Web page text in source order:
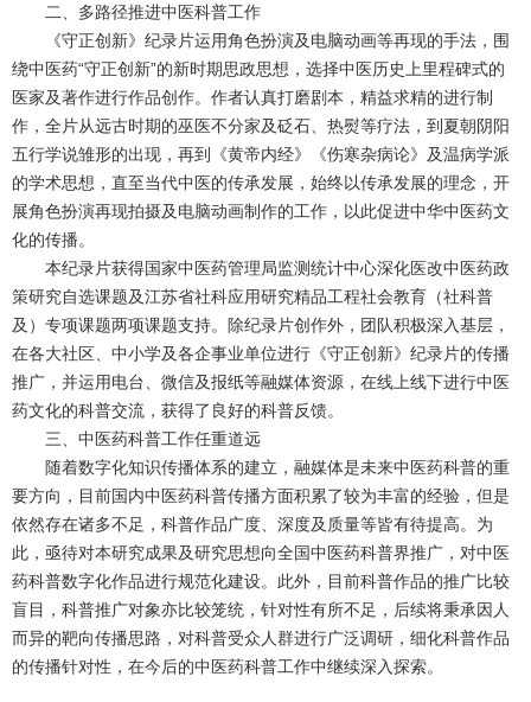
二、多路径推进中医科普工作
《守正创新》纪录片运用角色扮演及电脑动画等再现的手法，围
绕中医药“守正创新”的新时期思政思想，选择中医历史上里程碑式的
医家及著作进行作品创作。作者认真打磨剧本，精益求精的进行制
作，全片从远古时期的巫医不分家及砭石、热熨等疗法，到夏朝阴阳
五行学说雏形的出现，再到《黄帝内经》《伤寒杂病论》及温病学派
的学术思想，直至当代中医的传承发展，始终以传承发展的理念，开
展角色扮演再现拍摄及电脑动画制作的工作，以此促进中华中医药文
化的传播。
本纪录片获得国家中医药管理局监测统计中心深化医改中医药政
策研究自选课题及江苏省社科应用研究精品工程社会教育（社科普
及）专项课题两项课题支持。除纪录片创作外，团队积极深入基层，
在各大社区、中小学及各企事业单位进行《守正创新》纪录片的传播
推广，并运用电台、微信及报纸等融媒体资源，在线上线下进行中医
药文化的科普交流，获得了良好的科普反馈。
三、中医药科普工作任重道远
随着数字化知识传播体系的建立，融媒体是未来中医药科普的重
要方向，目前国内中医药科普传播方面积累了较为丰富的经验，但是
依然存在诸多不足，科普作品广度、深度及质量等皆有待提高。为
此，亟待对本研究成果及研究思想向全国中医药科普界推广，对中医
药科普数字化作品进行规范化建设。此外，目前科普作品的推广比较
盲目，科普推广对象亦比较笼统，针对性有所不足，后续将秉承因人
而异的靶向传播思路，对科普受众人群进行广泛调研，细化科普作品
的传播针对性，在今后的中医药科普工作中继续深入探索。